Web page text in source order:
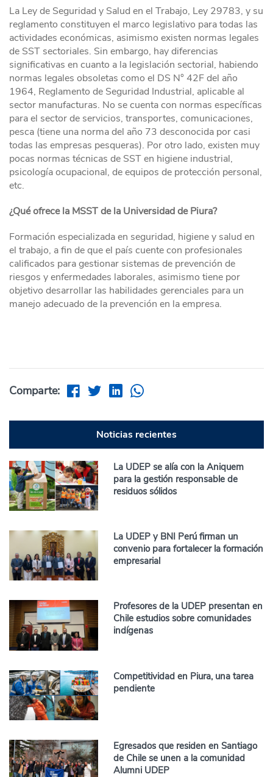
La Ley de Seguridad y Salud en el Trabajo, Ley 29783, y su
reglamento constituyen el marco legislativo para todas las
actividades económicas, asimismo existen normas legales
de SST sectoriales. Sin embargo, hay diferencias
significativas en cuanto a la legislación sectorial, habiendo
normas legales obsoletas como el DS N° 42F del año
1964, Reglamento de Seguridad Industrial, aplicable al
sector manufacturas. No se cuenta con normas específicas
para el sector de servicios, transportes, comunicaciones,
pesca (tiene una norma del año 73 desconocida por casi
todas las empresas pesqueras). Por otro lado, existen muy
pocas normas técnicas de SST en higiene industrial,
psicología ocupacional, de equipos de protección personal,
etc.
¿Qué ofrece la MSST de la Universidad de Piura?
Formación especializada en seguridad, higiene y salud en
el trabajo, a fin de que el país cuente con profesionales
calificados para gestionar sistemas de prevención de
riesgos y enfermedades laborales, asimismo tiene por
objetivo desarrollar las habilidades gerenciales para un
manejo adecuado de la prevención en la empresa.
Comparte:
Noticias recientes
La UDEP se alía con la Aniquem
para la gestión responsable de
residuos sólidos
La UDEP y BNI Perú firman un
convenio para fortalecer la formación
empresarial
Profesores de la UDEP presentan en
Chile estudios sobre comunidades
indígenas
Competitividad en Piura, una tarea
pendiente
Egresados que residen en Santiago
de Chile se unen a la comunidad
Alumni UDEP